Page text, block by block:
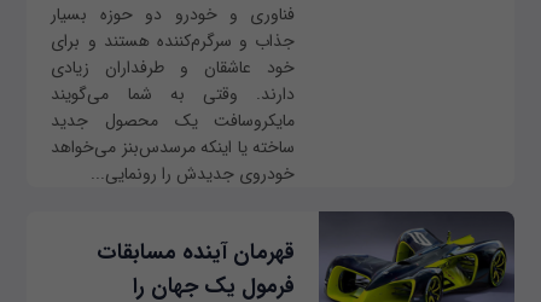
فناوری و خودرو دو حوزه بسیار
جذاب و سرگرم‌کننده هستند و برای
خود عاشقان و طرفداران زیادی
دارند. وقتی به شما می‌گویند
مایکروسافت یک محصول جدید
ساخته یا اینکه مرسدس‌بنز می‌خواهد
خودروی جدیدش را رونمایی...
قهرمان آینده مسابقات
فرمول یک جهان را